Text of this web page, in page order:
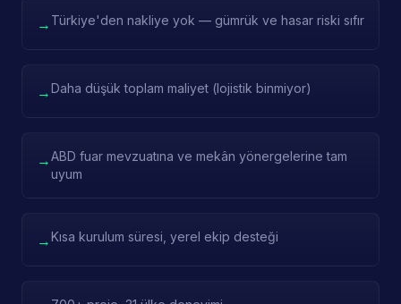
→ Türkiye'den nakliye yok — gümrük ve hasar riski sıfır
→Daha düşük toplam maliyet (lojistik binmiyor)
→ABD fuar mevzuatına ve mekân yönergelerine tam
uyum
→Kısa kurulum süresi, yerel ekip desteği